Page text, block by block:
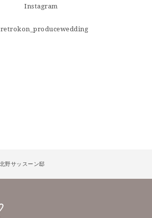
Instagram
野サッスーン邸